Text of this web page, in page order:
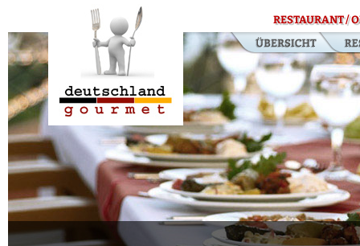
RESTAURANT /